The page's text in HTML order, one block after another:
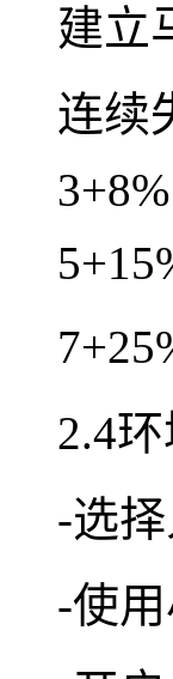
建立
连续
3+8%
2.4
-选
-使